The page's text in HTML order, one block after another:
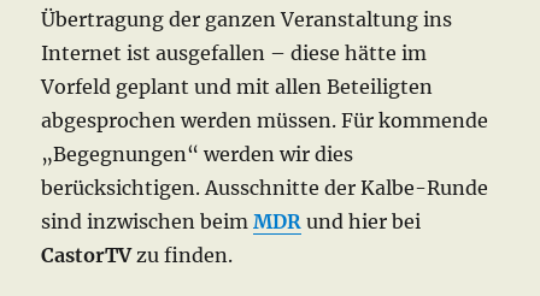
Übertragung der ganzen Veranstaltung ins
Internet ist ausgefallen – diese hätte im
Vorfeld geplant und mit allen Beteiligten
abgesprochen werden müssen. Für kommende
„Begegnungen“ werden wir dies
berücksichtigen. Ausschnitte der Kalbe-Runde
sind inzwischen beimMDR und hier bei
CastorTVzu finden.